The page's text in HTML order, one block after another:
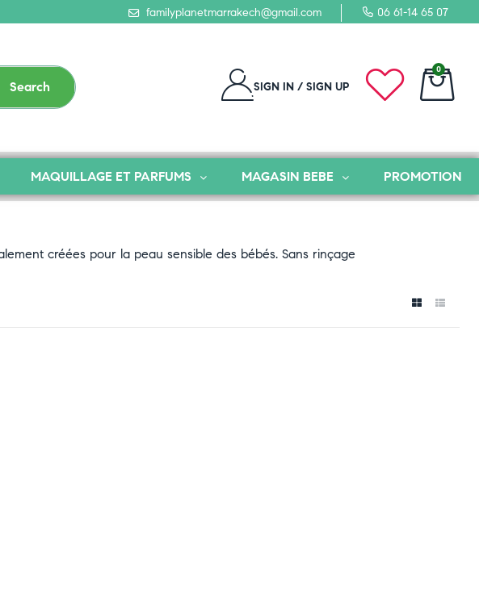
familyplanetmarrakech@gmail.com 06 61-14 65 07
Search SIGN IN / SIGN UP
0
MAQUILLAGE ET PARFUMS MAGASIN BEBE PROMOTION
créées pour la peau sensible des bébés. Sans rinçage